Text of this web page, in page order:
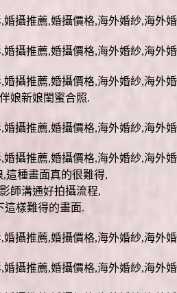
娘新娘閨蜜合照.
這種畫面真的很難得,
師溝通好拍攝流程,
這樣難得的畫面.